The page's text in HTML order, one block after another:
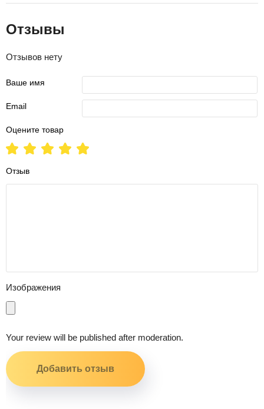
Отзывы
Отзывов нету
Ваше имя
Email
Оцените товар
Отзыв
Изображения
Your review will be published after moderation.